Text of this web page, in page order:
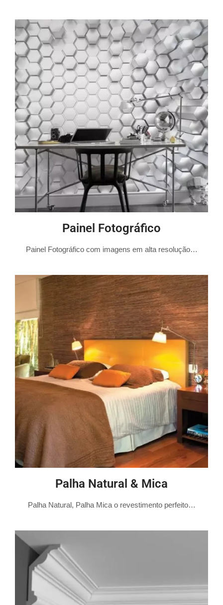
Painel Fotográfico
Painel Fotográfico com imagens em alta resolução…
Palha Natural & Mica
Palha Natural, Palha Mica o revestimento perfeito…